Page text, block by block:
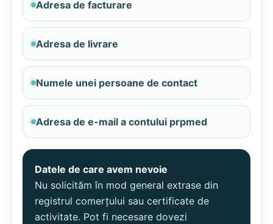
Adresa de facturare
Adresa de livrare
Numele unei persoane de contact
Adresa de e-mail a contului prpmed
Datele de care avem nevoie
Nu solicităm în mod general extrase din
registrul comerțului sau certificate de
activitate. Pot fi necesare dovezi